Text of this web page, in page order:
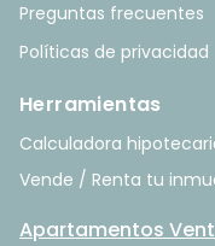
Preguntas frecuentes
Políticas de privacidad
Herramientas
Calculadora
Vende / Renta tu
Apartamentos